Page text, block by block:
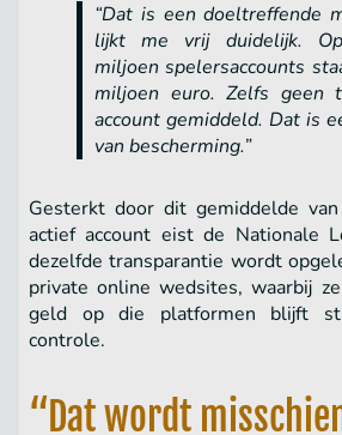
“Dat is een doeltreffende
lijkt me vrij duidelijk.
miljoen spelersaccounts
miljoen euro. Zelfs geen
account gemiddeld. Dat is
van bescherming.”
Gesterkt door dit gemiddelde
actief account eist de Nationale
dezelfde transparantie wordt
private online wedsites, waarbij
geld op die platformen blijft
controle.
“Dat wordt